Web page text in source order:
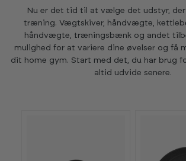
Nu er det tid til at vælge det udstyr,
træning. Vægtskiver, håndvægte,
håndvægte, træningsbænk og andet
mulighed for at variere dine øvelser og få
dit home gym. Start med det, du har brug
altid udvide senere.